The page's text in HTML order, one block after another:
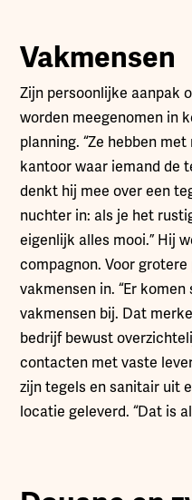
Vakmensen
Zijn persoonlijke aanpak
worden meegenomen in
planning. “Ze hebben
kantoor waar iemand de
denkt hij mee over een
nuchter in: als je het
eigenlijk alles mooi.” Hij
compagnon. Voor
vakmensen in. “Er
vakmensen bij. Dat
bedrijf bewust
contacten met vaste
zijn tegels en sanitair uit
locatie geleverd. “Dat is